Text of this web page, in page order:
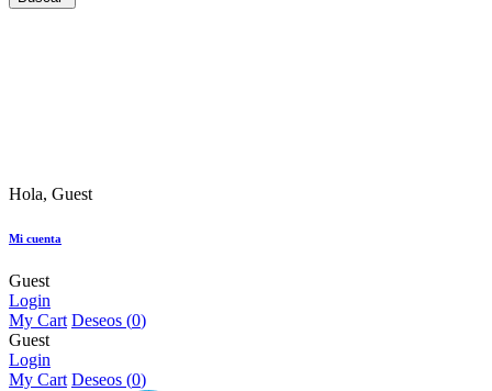
Hola, Guest
Mi cuenta
Guest
Login
My Cart Deseos (0)
Guest
Login
My Cart Deseos (0)